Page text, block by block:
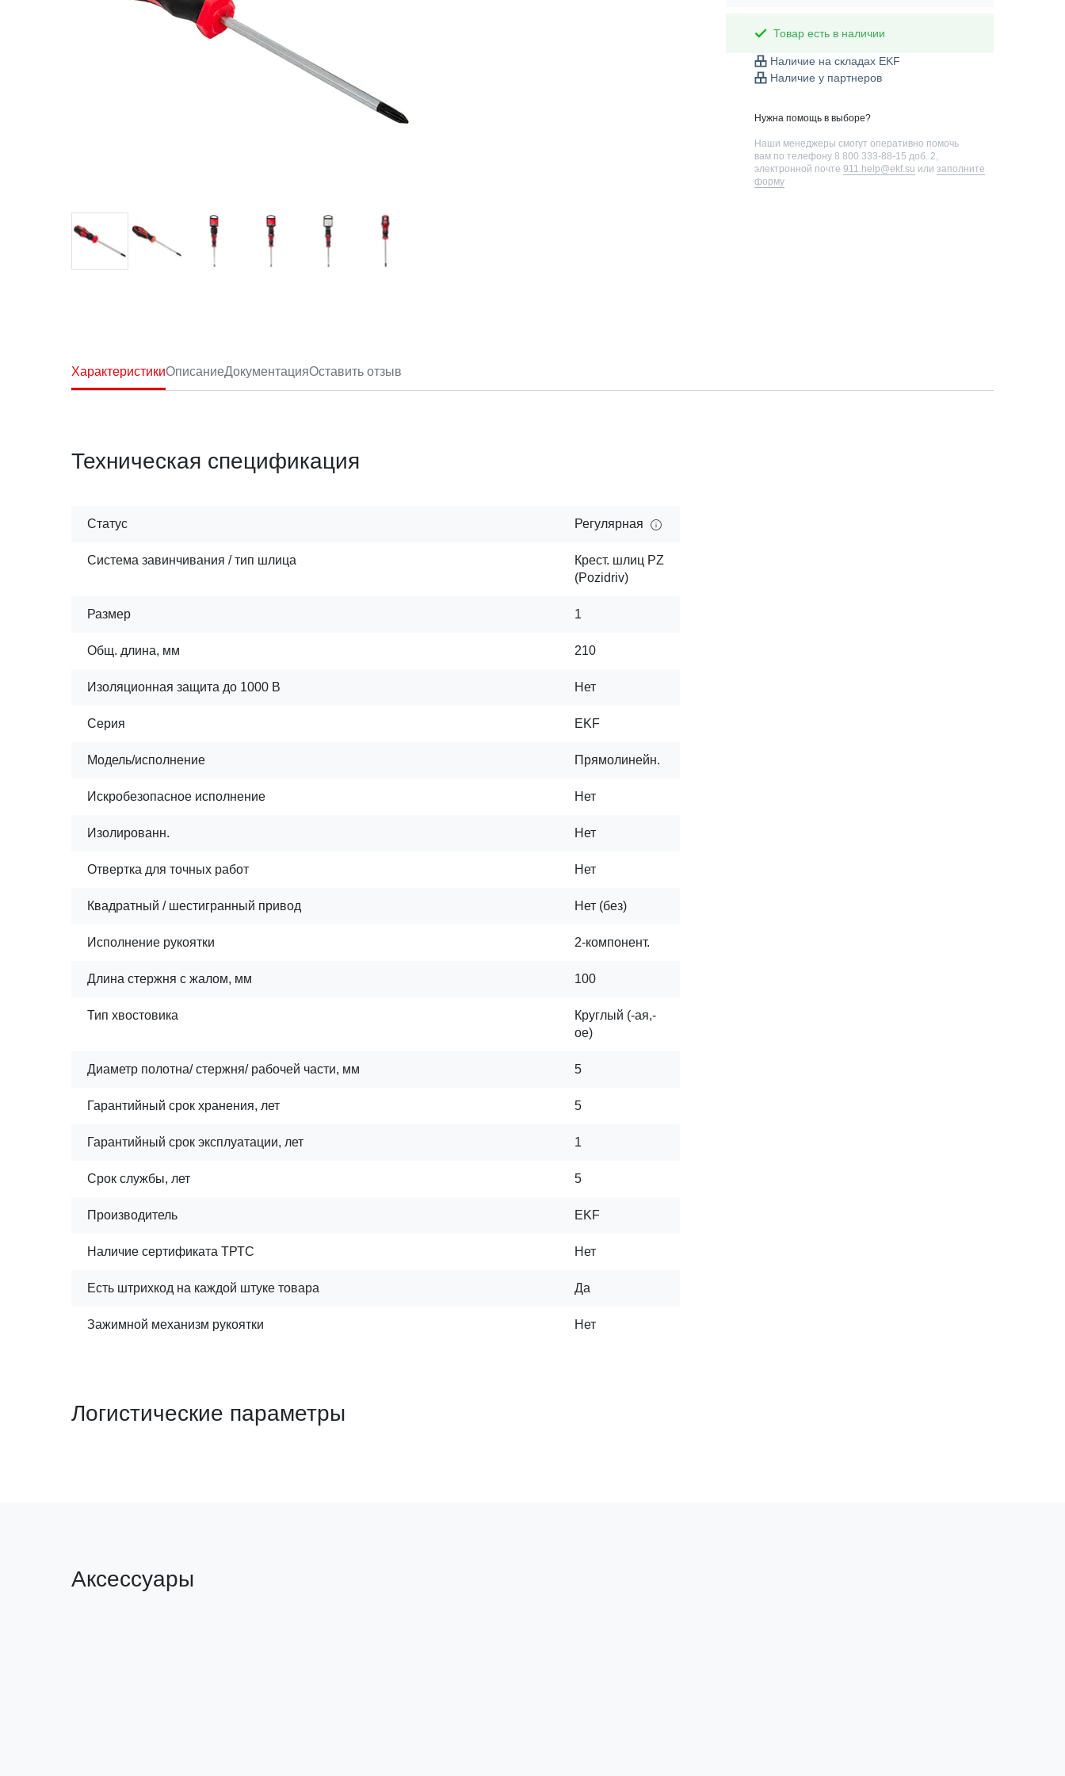
Товар есть в наличии
Наличие на складах EKF
Наличие у партнеров
Нужна помощь в выборе?
Наши менеджеры смогут оперативно помочь
вам по телефону 8 800 333-88-15 доб. 2
электронной почте 911.help@ekf.su или заполните
форму
ХарактеристикиОписаниеДокументацияОставить отзыв
Техническая спецификация
Статус Регулярная
Система завинчивания / тип шлица
Крест. шлиц PZ
(Pozidriv)
Размер 1
Общ. длина, мм 210
Изоляционная защита до 1000 В Нет
Серия EKF
Модель/исполнение Прямолинейн.
Искробезопасное исполнение Нет
Изолированн. Нет
Отвертка для точных работ Нет
Квадратный / шестигранный привод Нет (без)
Исполнение рукоятки 2-компонент.
Длина стержня с жалом, мм 100
Тип хвостовика
Круглый (-ая,-
ое)
Диаметр полотна/ стержня/ рабочей части, мм 5
Гарантийный срок хранения, лет 5
Гарантийный срок эксплуатации, лет 1
Срок службы, лет 5
Производитель EKF
Наличие сертификата ТРТС Нет
Есть штрихкод на каждой штуке товара Да
Зажимной механизм рукоятки Нет
Логистические параметры
Аксессуары